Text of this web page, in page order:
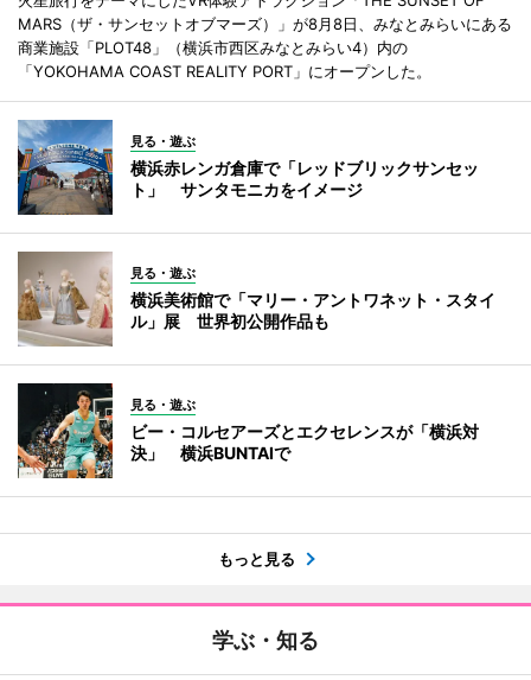
MARS（ザ・サンセットオブマーズ）」が8月8日、みなとみらいにある
商業施設「PLOT48」（横浜市西区みなとみらい4）内の
「YOKOHAMA COAST REALITY PORT」にオープンした。
見る・遊ぶ
横浜赤レンガ倉庫で「レッドブリックサンセッ
ト」 サンタモニカをイメージ
見る・遊ぶ
横浜美術館で「マリー・アントワネット・スタイ
ル」展 世界初公開作品も
見る・遊ぶ
ビー・コルセアーズとエクセレンスが「横浜対
決」 横浜BUNTAIで
もっと見る
学ぶ・知る